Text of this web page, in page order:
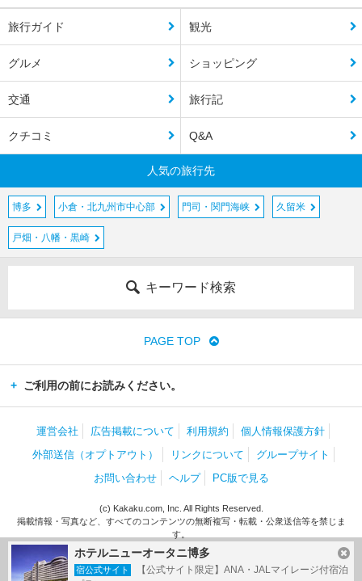
ホテルニューオータニ博多
宿公式サイト
【公式サイト限定】ANA・JALマイレージ付宿泊
旅行ガイド 観光
グルメ ショッピング
交通 旅行記
クチコミ Q&A
人気の旅行先
博多 小倉・北九州市中心部 門司・関門海峡 久留米
戸畑・八幡・黒崎
キーワード検索
PAGE TOP
ご利用の前にお読みください。
運営会社 広告掲載について 利用規約
個人情報保護方針
外部送信（オプトアウト）
リンクについて
グループサイト
お問い合わせ
ヘルプ PC版で見る
(c) Kakaku.com, Inc. All Rights Reserved.
掲載情報・写真など、すべてのコンテンツの無断複写・転載・公衆送信等を禁じま
す。